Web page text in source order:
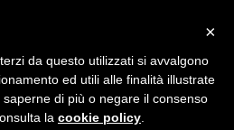
×
da questo utilizzati si avvalgono
ed utili alle finalità illustrate
di più o negare il consenso
la cookie policy